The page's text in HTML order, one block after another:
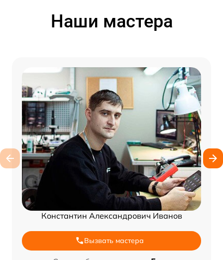
Наши мастера
Константин Александрович Иванов
Вызвать мастера